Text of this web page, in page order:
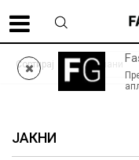
SUMMER SALE
ЈАКНИ
Сортирај